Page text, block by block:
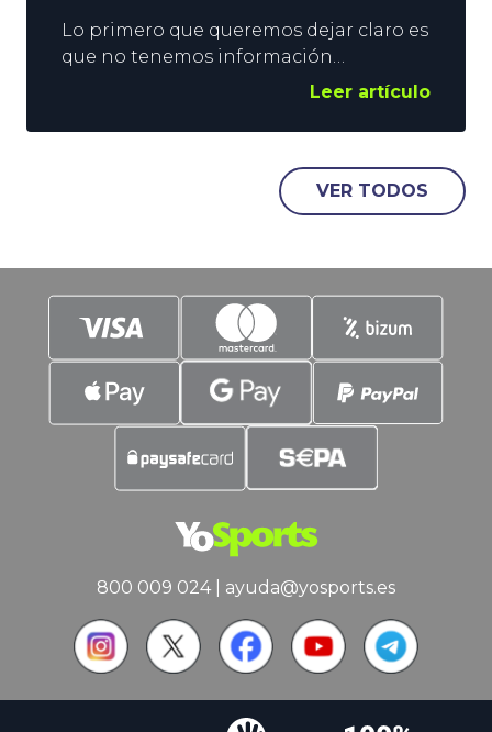
Lo primero que queremos dejar claro es
que no tenemos información
privilegiada. Eso sí, vemos el suficiente
dónde pueden ir los fichajes del verano
de los grandes de la Liga. En este post
nos ocuparemos del Madrid, pero
también tendremos tiempo de
de Barcelona
Leer artículo
VER TODOS
800 009 024| ayuda@yosports.es